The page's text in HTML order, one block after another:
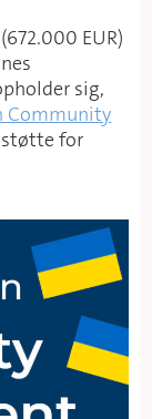
EUR)
sig,
Community
for